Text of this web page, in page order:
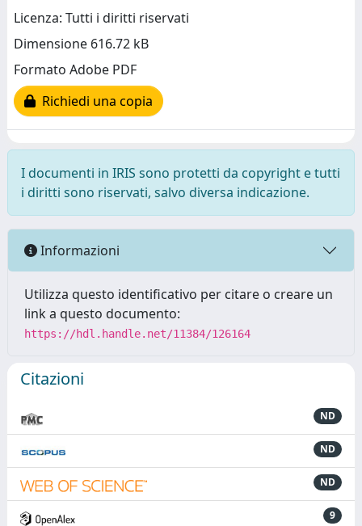
Licenza: Tutti i diritti riservati
Dimensione 616.72 kB
Formato Adobe PDF
Richiedi una copia
I documenti in IRIS sono protetti da copyright e tutti
i diritti sono riservati, salvo diversa indicazione.
Informazioni
Utilizza questo identificativo per citare o creare un
link a questo documento:
https://hdl.handle.net/11384/126164
Citazioni
ND
ND
ND
9